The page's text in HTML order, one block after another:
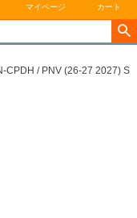
マイページ カート
CPDH / PNV (26-27 2027) S